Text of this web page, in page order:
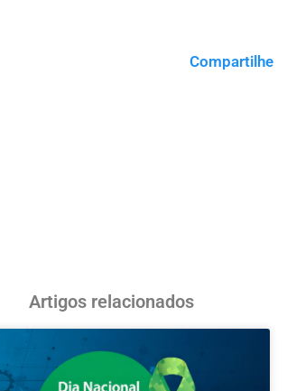
Compartilhe
Artigos relacionados